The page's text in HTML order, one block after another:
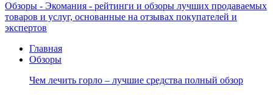
Обзоры - Экомания - рейтинги и обзоры лучших продаваемых
товаров и услуг, основанные на отзывах покупателей и
экспертов
Главная
Обзоры
Чем лечить горло – лучшие средства полный обзор